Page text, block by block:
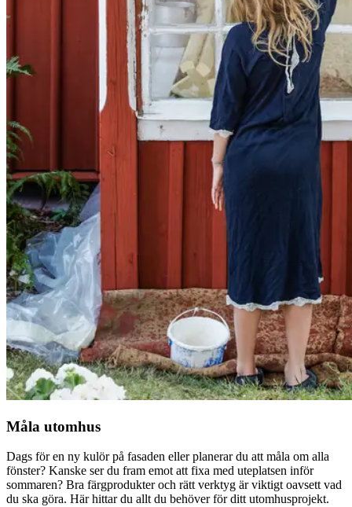
Måla utomhus
Dags för en ny kulör på fasaden eller planerar du att måla om alla
fönster? Kanske ser du fram emot att fixa med uteplatsen inför
sommaren? Bra färgprodukter och rätt verktyg är viktigt oavsett vad
du ska göra. Här hittar du allt du behöver för ditt utomhusprojekt.